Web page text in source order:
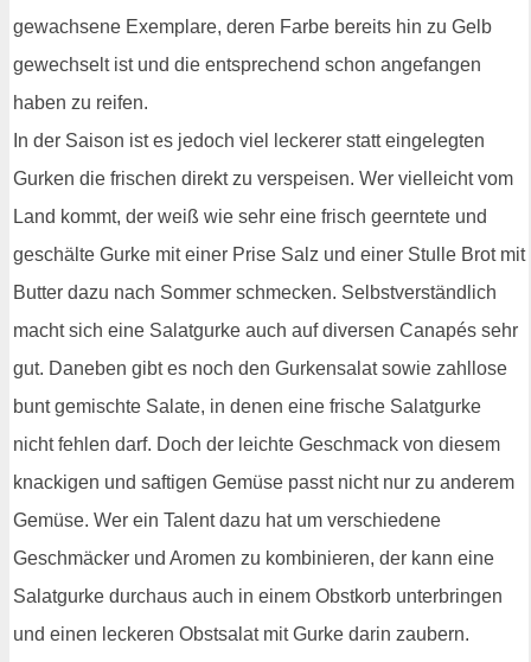
gewachsene Exemplare, deren Farbe bereits hin zu Gelb
gewechselt ist und die entsprechend schon angefangen
haben zu reifen.
In der Saison ist es jedoch viel leckerer statt eingelegten
Gurken die frischen direkt zu verspeisen. Wer vielleicht vom
Land kommt, der weiß wie sehr eine frisch geerntete und
geschälte Gurke mit einer Prise Salz und einer Stulle Brot mit
Butter dazu nach Sommer schmecken. Selbstverständlich
macht sich eine Salatgurke auch auf diversen Canapés sehr
gut. Daneben gibt es noch den Gurkensalat sowie zahllose
bunt gemischte Salate, in denen eine frische Salatgurke
nicht fehlen darf. Doch der leichte Geschmack von diesem
knackigen und saftigen Gemüse passt nicht nur zu anderem
Gemüse. Wer ein Talent dazu hat um verschiedene
Geschmäcker und Aromen zu kombinieren, der kann eine
Salatgurke durchaus auch in einem Obstkorb unterbringen
und einen leckeren Obstsalat mit Gurke darin zaubern.